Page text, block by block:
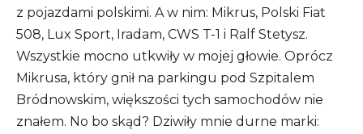
z pojazdami polskimi. A w nim: Mikrus, Polski Fiat
508, Lux Sport, Iradam, CWS T-1 i Ralf Stetysz.
Wszystkie mocno utkwiły w mojej głowie. Oprócz
Mikrusa, który gnił na parkingu pod Szpitalem
Bródnowskim, większości tych samochodów nie
znałem. No bo skąd? Dziwiły mnie durne marki: